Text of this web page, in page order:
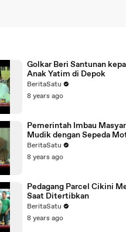
Golkar Beri Santunan
Anak Yatim di Depok
BeritaSatu
8 years ago
Pemerintah Imbau
Mudik dengan Sepeda
BeritaSatu
8 years ago
Pedagang Parcel Cikini
Saat Ditertibkan
BeritaSatu
8 years ago